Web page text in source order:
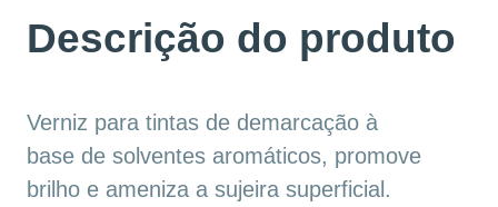
Descrição do produto
Verniz para tintas de demarcação à
base de solventes aromáticos, promove
brilho e ameniza a sujeira superficial.